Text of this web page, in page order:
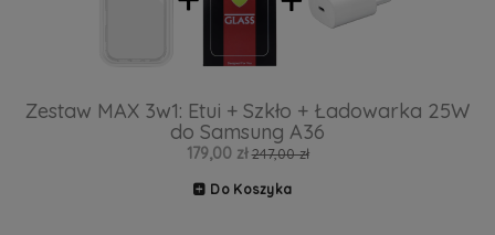
Zestaw MAX 3w1: Etui + Szkło + Ładowarka 25W
do Samsung A36
179,00 zł 247,00 zł
Do Koszyka